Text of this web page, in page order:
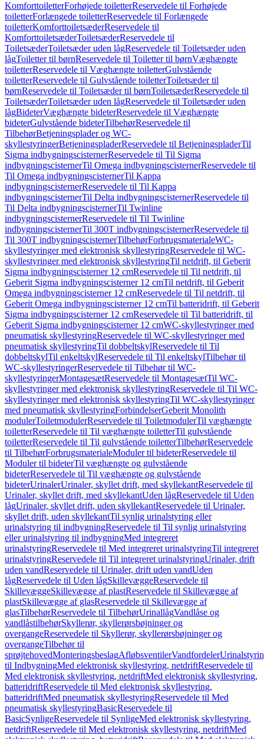
KomforttoiletterForhøjede toiletterReservedele til Forhøjede
toiletterForlængede toiletterReservedele til Forlængede
toiletterKomforttoiletsæderReservedele til
KomforttoiletsæderToiletsæderReservedele til
ToiletsæderToiletsæder uden lågReservedele til Toiletsæder uden
lågToiletter til børnReservedele til Toiletter til børnVæghængte
toiletterReservedele til Væghængte toiletterGulvstående
toiletterReservedele til Gulvstående toiletterToiletsæder til
børnReservedele til Toiletsæder til børnToiletsæderReservedele til
ToiletsæderToiletsæder uden lågReservedele til Toiletsæder uden
lågBideterVæghængte bideterReservedele til Væghængte
bideterGulvstående bideterTilbehørReservedele til
TilbehørBetjeningsplader og WC-
skyllestyringerBetjeningspladerReservedele til BetjeningspladerTil
Sigma indbygningscisternerReservedele til Til Sigma
indbygningscisternerTil Omega indbygningscisternerReservedele til
Til Omega indbygningscisternerTil Kappa
indbygningscisternerReservedele til Til Kappa
indbygningscisternerTil Delta indbygningscisternerReservedele til
Til Delta indbygningscisternerTil Twinline
indbygningscisternerReservedele til Til Twinline
indbygningscisternerTil 300T indbygningscisternerReservedele til
Til 300T indbygningscisternerTilbehørForbrugsmaterialeWC-
skyllestyringer med elektronisk skyllestyringReservedele til WC-
skyllestyringer med elektronisk skyllestyringTil netdrift, til Geberit
Sigma indbygningscisterner 12 cmReservedele til Til netdrift, til
Geberit Sigma indbygningscisterner 12 cmTil netdrift, til Geberit
Omega indbygningscisterner 12 cmReservedele til Til netdrift, til
Geberit Omega indbygningscisterner 12 cmTil batteridrift, til Geberit
Sigma indbygningscisterner 12 cmReservedele til Til batteridrift, til
Geberit Sigma indbygningscisterner 12 cmWC-skyllestyringer med
pneumatisk skyllestyringReservedele til WC-skyllestyringer med
pneumatisk skyllestyringTil dobbeltskylReservedele til Til
dobbeltskylTil enkeltskylReservedele til Til enkeltskylTilbehør til
WC-skyllestyringerReservedele til Tilbehør til WC-
skyllestyringerMontagesætReservedele til MontagesætTil WC-
skyllestyringer med elektronisk skyllestyringReservedele til Til WC-
skyllestyringer med elektronisk skyllestyringTil WC-skyllestyringer
med pneumatisk skyllestyringForbindelserGeberit Monolith
modulerToiletmodulerReservedele til ToiletmodulerTil væghængte
toiletterReservedele til Til væghængte toiletterTil gulvstående
toiletterReservedele til Til gulvstående toiletterTilbehørReservedele
til TilbehørForbrugsmaterialeModuler til bideterReservedele til
Moduler til bideterTil væghængte og gulvstående
bideterReservedele til Til væghængte og gulvstående
bideterUrinalerUrinaler, skyllet drift, med skyllekantReservedele til
Urinaler, skyllet drift, med skyllekantUden lågReservedele til Uden
lågUrinaler, skyllet drift, uden skyllekantReservedele til Urinaler,
skyllet drift, uden skyllekantTil synlig urinalstyring eller
urinalstyring til indbygningReservedele til Til synlig urinalstyring
eller urinalstyring til indbygningMed integreret
urinalstyringReservedele til Med integreret urinalstyringTil integreret
urinalstyringReservedele til Til integreret urinalstyringUrinaler, drift
uden vandReservedele til Urinaler, drift uden vandUden
lågReservedele til Uden lågSkillevæggeReservedele til
SkillevæggeSkillevægge af plastReservedele til Skillevægge af
plastSkillevægge af glasReservedele til Skillevægge af
glasTilbehørReservedele til TilbehørUrinallågVandlåse og
vandlåstilbehørSkyllerør, skyllerørsbøjninger og
overgangeReservedele til Skyllerør, skyllerørsbøjninger og
overgangeTilbehør til
sprøjtehovedMonteringsbeslagAfløbsventilerVandfordeler
til IndbygningMed elektronisk skyllestyring, netdriftReservedele til
Med elektronisk skyllestyring, netdriftMed elektronisk skyllestyring,
batteridriftReservedele til Med elektronisk skyllestyring,
batteridriftMed pneumatisk skyllestyringReservedele til Med
pneumatisk skyllestyringBasicReservedele til
BasicSynligeReservedele til SynligeMed elektronisk skyllestyring,
netdriftReservedele til Med elektronisk skyllestyring, netdriftMed